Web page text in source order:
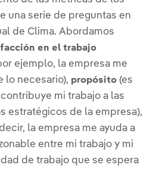
una serie de preguntas en
de Clima. Abordamos
en el trabajo
ejemplo, la empresa me
lo necesario), propósito (es
mi trabajo a las
estratégicos de la empresa),
la empresa me ayuda a
entre mi trabajo y mi
de trabajo que se espera